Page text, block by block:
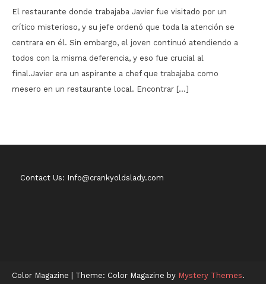
El restaurante donde trabajaba Javier fue visitado por un
crítico misterioso, y su jefe ordenó que toda la atención se
centrara en él. Sin embargo, el joven continuó atendiendo a
todos con la misma deferencia, y eso fue crucial al
final.Javier era un aspirante a chef que trabajaba como
mesero en un restaurante local. Encontrar […]
Contact Us: Info@crankyoldslady.com
Color Magazine | Theme: Color Magazine by Mystery Themes.